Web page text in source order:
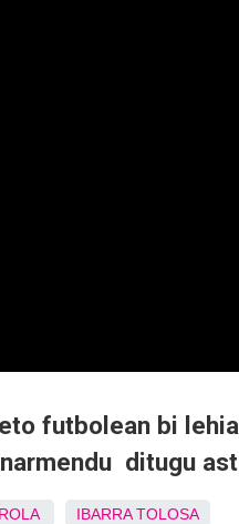
futbolean bi
ditugu
IBARRA TOLOSA